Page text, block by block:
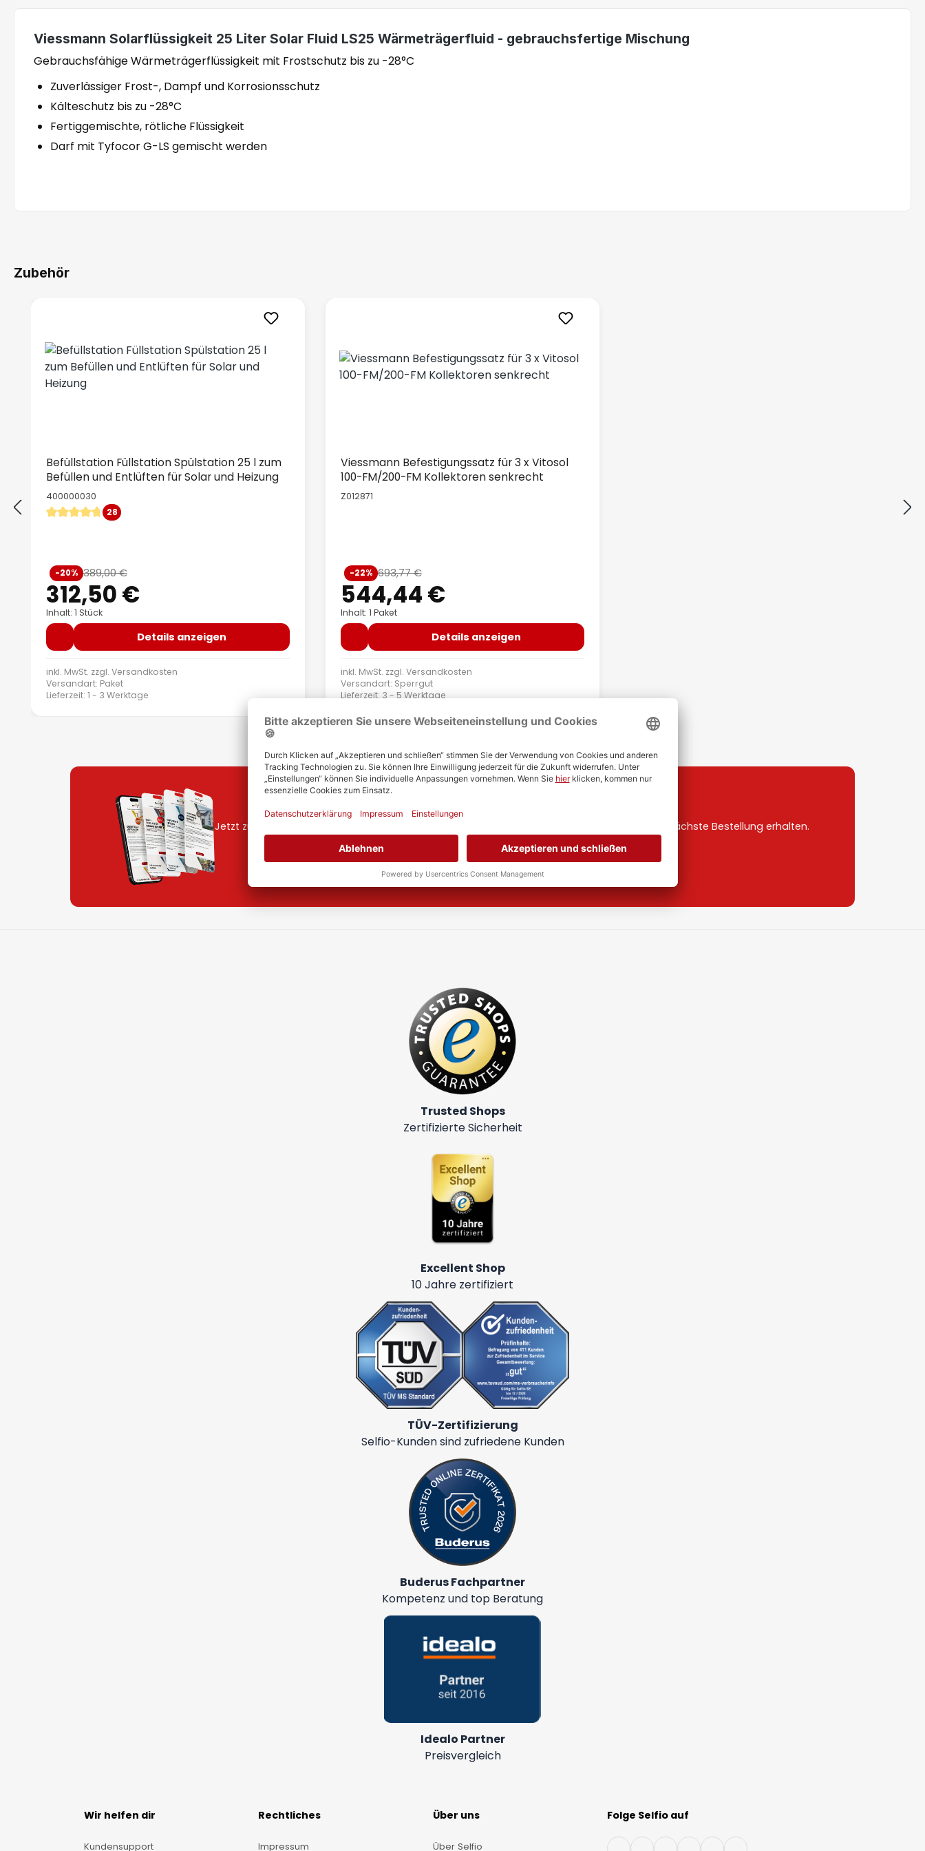
Viessmann Solarflüssigkeit 25 Liter Solar Fluid LS25 Wärmeträgerfluid - gebrauchsfertige Mischung
Gebrauchsfähige Wärmeträgerflüssigkeit mit Frostschutz bis zu -28°C
Zuverlässiger Frost-, Dampf und Korrosionsschutz
Kälteschutz bis zu -28°C
Fertiggemischte, rötliche Flüssigkeit
Darf mit Tyfocor G-LS gemischt werden
Zubehör
Befüllstation Füllstation Spülstation 25 l zum
Befüllen und Entlüften für Solar und Heizung
400000030
Durchschnittliche Bewertung von 4.79 von 5 Sternen
28
Verkaufspreis:
312,50 €
Regulärer Preis:
389,00 €
-20%
Inhalt: 1 Stück
Details anzeigen
inkl. MwSt. zzgl. Versandkosten
Versandart: Paket
Lieferzeit: 1 - 3 Werktage
Viessmann Befestigungssatz für 3 x Vitosol
100-FM/200-FM Kollektoren senkrecht
Z012871
Verkaufspreis:
544,44 €
Regulärer Preis:
693,77 €
-22%
Inhalt: 1 Paket
Details anzeigen
inkl. MwSt. zzgl. Versandkosten
Versandart: Sperrgut
Lieferzeit: 3 - 5 Werktage
Jetzt zum Newsletter anmelden und 20€ Gutschein ab 500€ Mindestbestellwert auf deine nächste Bestellung erhalten.
Newsletter abonnieren
Trusted Shops
Zertifizierte Sicherheit
Excellent Shop
10 Jahre zertifiziert
TÜV-Zertifizierung
Selfio-Kunden sind zufriedene Kunden
Buderus Fachpartner
Kompetenz und top Beratung
Idealo Partner
Preisvergleich
Wir helfen dir
Kundensupport
Rechtliches
Impressum
Über uns
Über Selfio
Folge Selfio auf